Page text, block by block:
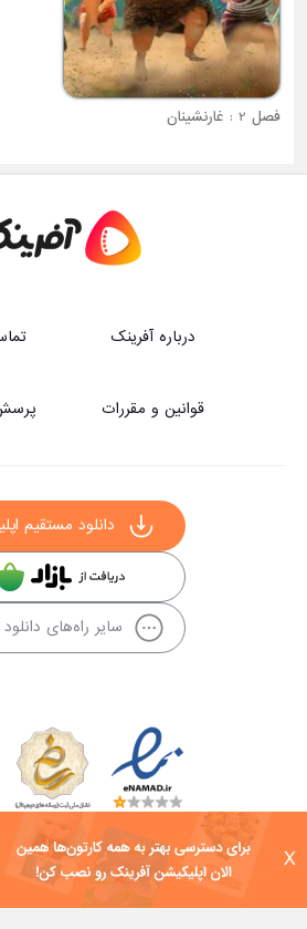
X
فصل 2 : غارنشینان
درباره آفرینک
قوانین و مقررات
دانلود مستقیم
سایر راه‌های
کلیه حقوق این سایت به شرکت توسعه فناوی